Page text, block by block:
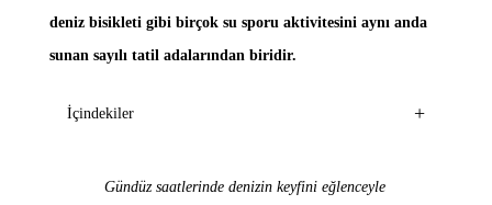
deniz bisikleti gibi birçok su sporu aktivitesini aynı anda
sunan sayılı tatil adalarından biridir.
İçindekiler +
Gündüz saatlerinde denizin keyfini eğlenceyle